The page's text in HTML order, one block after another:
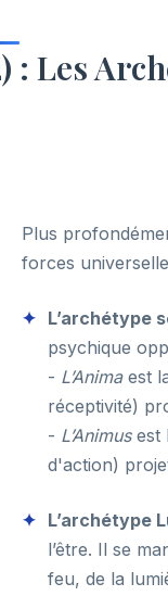
: Les
Plus
forces
L’archétype
psychique
- L’Animaest
réceptivité)
- L’Animusest
d'action)
L’archétype
l’être. Il se
feu, de la